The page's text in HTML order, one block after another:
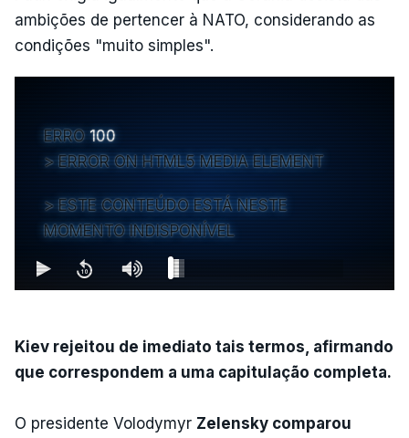
ambições de pertencer à NATO, considerando as
condições "muito simples".
ERRO 100
ERROR ON HTML5 MEDIA ELEMENT
ESTE CONTEÚDO ESTÁ NESTE
MOMENTO INDISPONÍVEL
Kiev rejeitou de imediato tais termos, afirmando
que correspondem a uma capitulação completa.
O presidente Volodymyr Zelensky comparou